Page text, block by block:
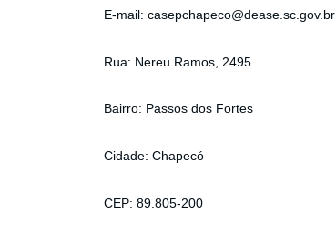
E-mail: casepchapeco@dease.sc.gov.br
Rua: Nereu Ramos, 2495
Bairro: Passos dos Fortes
Cidade: Chapecó
CEP: 89.805-200